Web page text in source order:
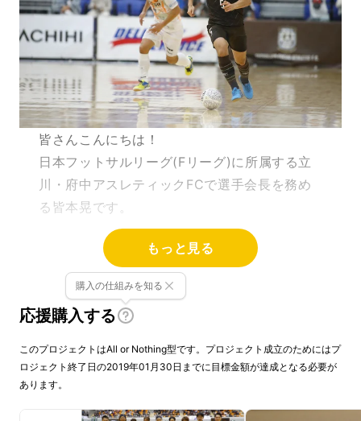
皆さんこんにちは！
日本フットサルリーグ(Fリーグ)に所属する立
川・府中アスレティックFCで選手会長を務め
る皆本晃です。
このプロジェクトは選手会が中心となりファン
やサポーター、応援してくれる皆さんと一緒に
力を合わせてクラブの公式マスコットを作りま
しょうというプロジェクトになります。
ぜひ、皆さんのお力をお借りしながら、もっと
愛していただけるような、さらに強いクラブに
もっと見る
応援購入する
購入の仕組みを知る
このプロジェクトはAll or Nothing型です。プロジェクト成立のためにはプ
ロジェクト終了日の2019年01月30日までに目標金額が達成となる必要が
あります。